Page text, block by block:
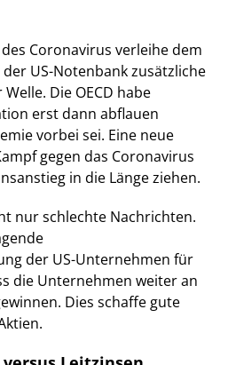
Coronavirus verleihe dem
US-Notenbank zusätzliche
Die OECD habe
erst dann abflauen
vorbei sei. Eine neue
gegen das Coronavirus
in die Länge ziehen.
nur schlechte Nachrichten.
der US-Unternehmen für
die Unternehmen weiter an
Dies schaffe gute